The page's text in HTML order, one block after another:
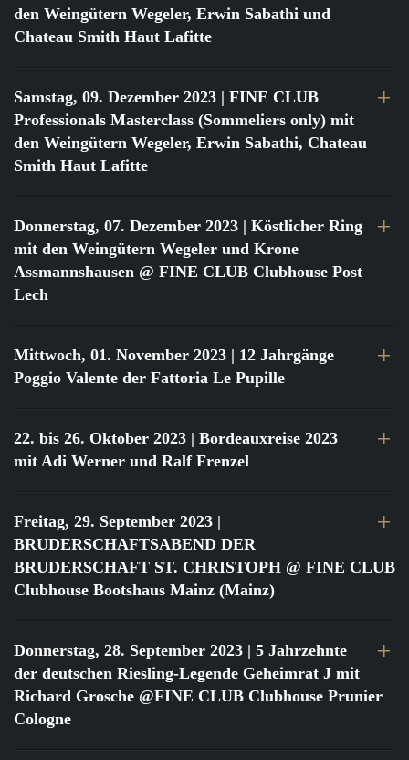
den Weingütern Wegeler, Erwin Sabathi und
Chateau Smith Haut Lafitte
Samstag, 09. Dezember 2023 | FINE CLUB
Professionals Masterclass (Sommeliers only) mit
den Weingütern Wegeler, Erwin Sabathi, Chateau
Smith Haut Lafitte
Donnerstag, 07. Dezember 2023 | Köstlicher Ring
mit den Weingütern Wegeler und Krone
Assmannshausen @ FINE CLUB Clubhouse Post
Lech
Mittwoch, 01. November 2023 | 12 Jahrgänge
Poggio Valente der Fattoria Le Pupille
22. bis 26. Oktober 2023 | Bordeauxreise 2023
mit Adi Werner und Ralf Frenzel
Freitag, 29. September 2023 |
BRUDERSCHAFTSABEND DER
BRUDERSCHAFT ST. CHRISTOPH @ FINE CLUB
Clubhouse Bootshaus Mainz (Mainz)
Donnerstag, 28. September 2023 | 5 Jahrzehnte
der deutschen Riesling-Legende Geheimrat J mit
Richard Grosche @FINE CLUB Clubhouse Prunier
Cologne